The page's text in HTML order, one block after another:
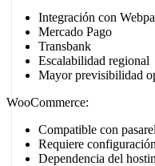
Integración con
Mercado Pago
Transbank
Escalabilidad regional
Mayor previsibilidad
WooCommerce:
Compatible con
Requiere
Dependencia del